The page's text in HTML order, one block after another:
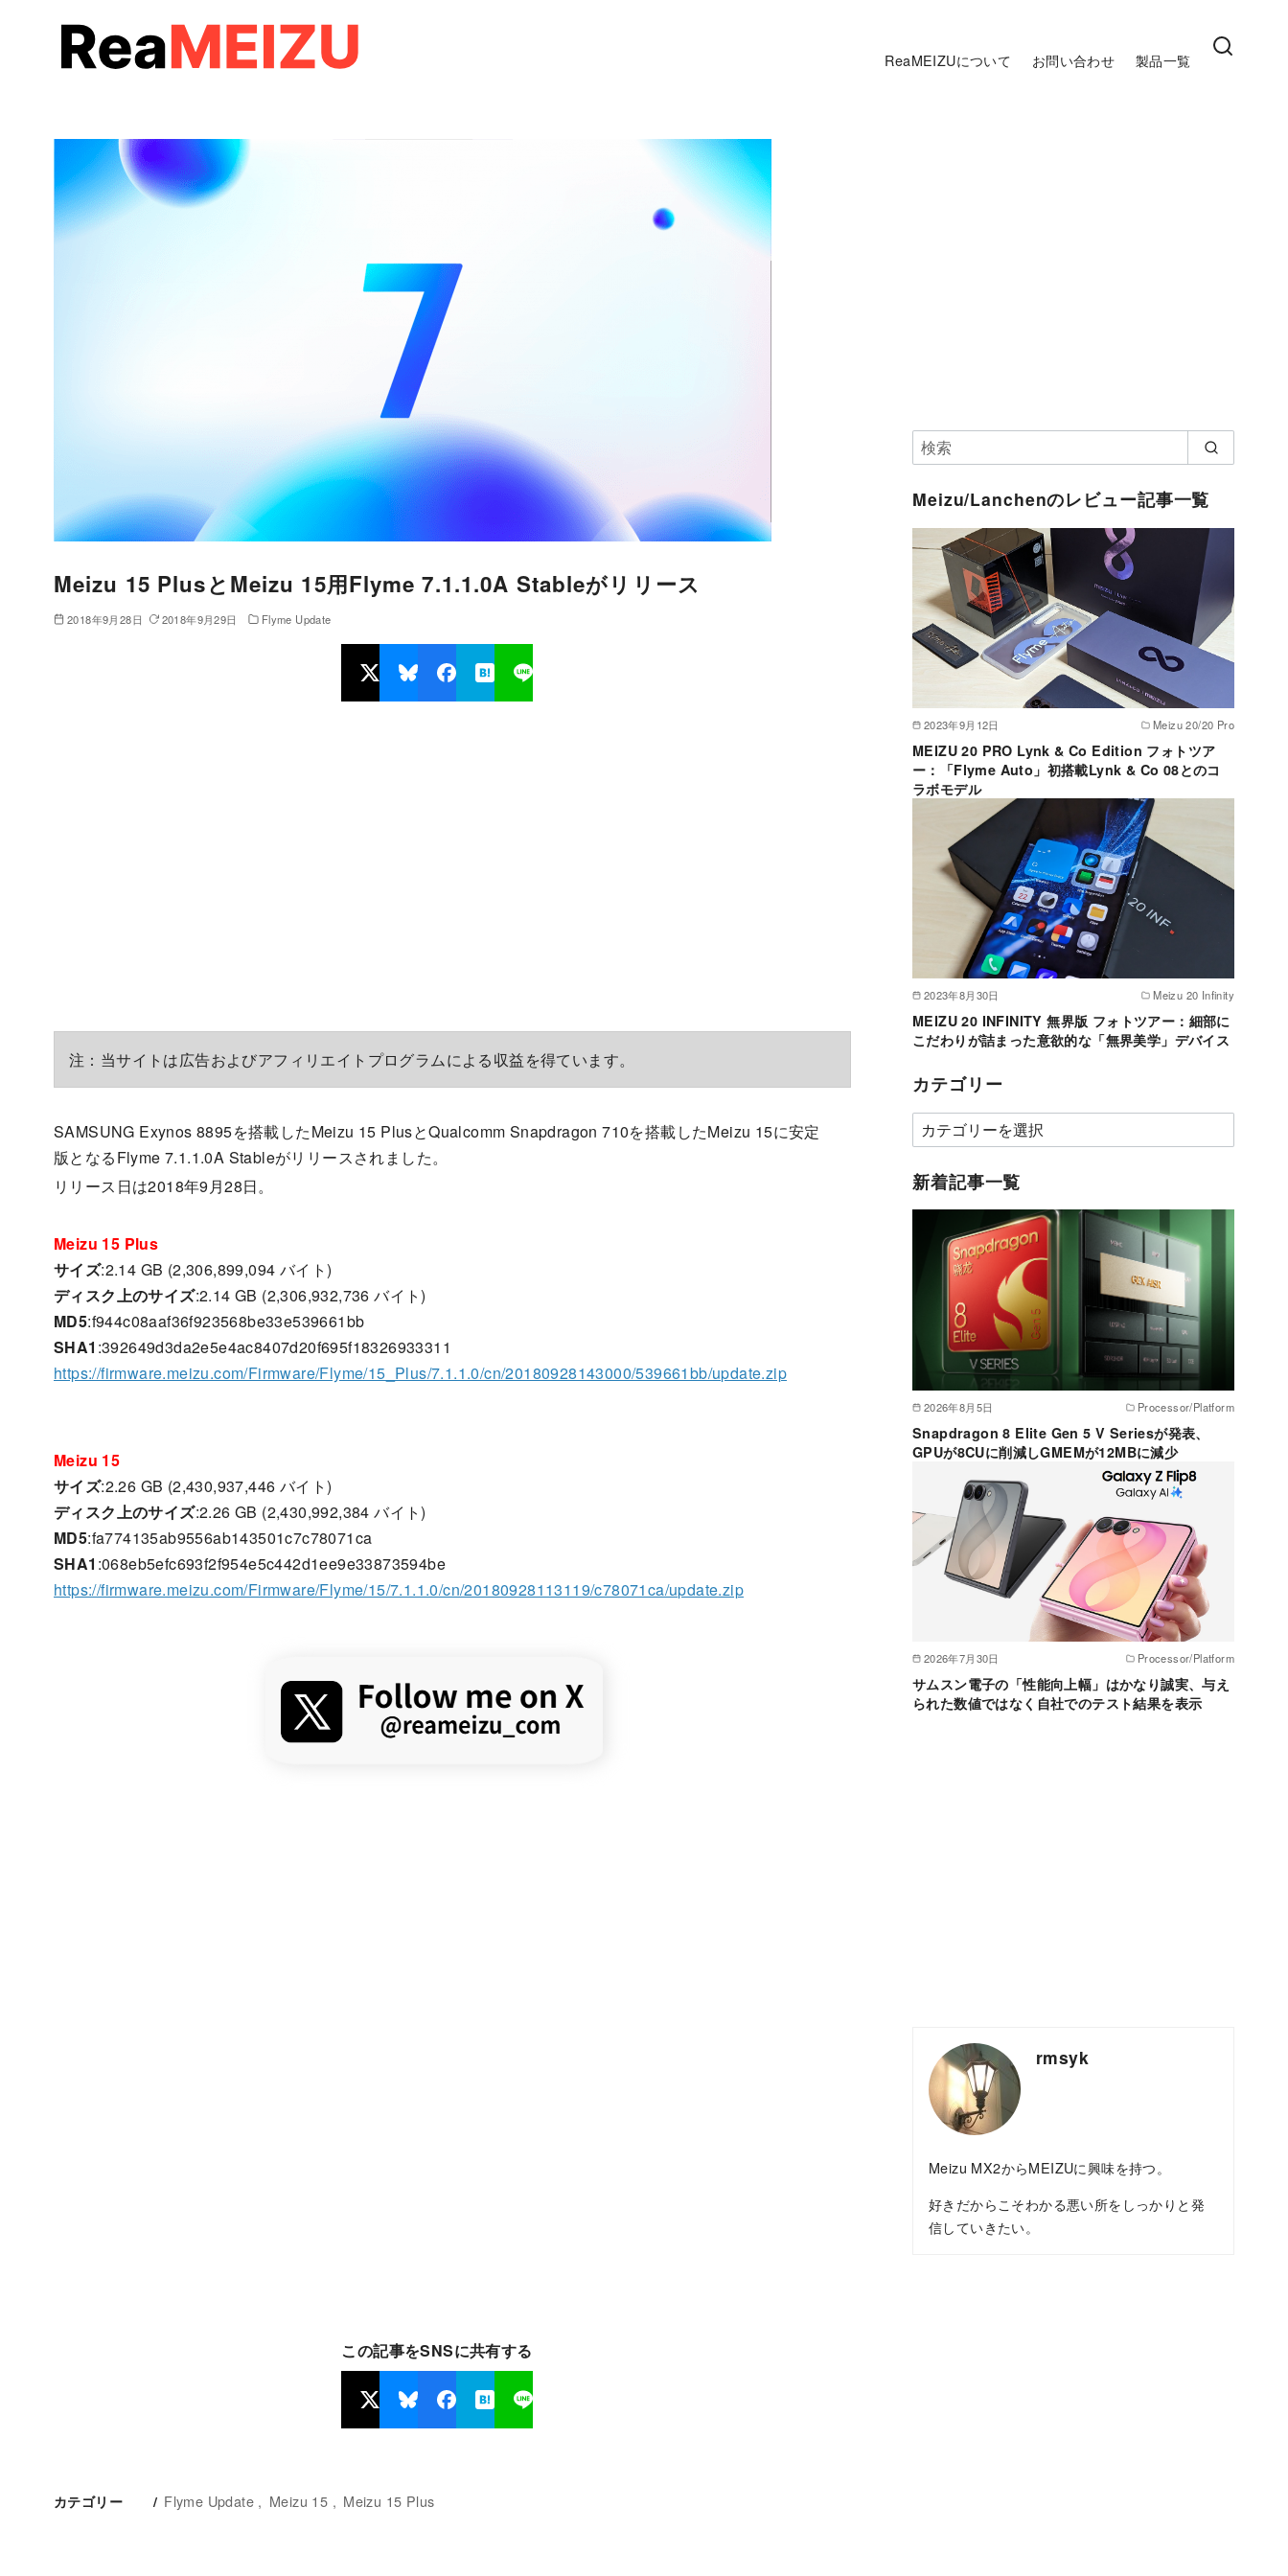
ReaMEIZUについて お問い合わせ 製品一覧
Meizu 15 PlusとMeizu 15用Flyme 7.1.1.0A Stableがリリース
2018年9月28日 2018年9月29日 Flyme Update
注：当サイトは広告およびアフィリエイトプログラムによる収益を得ています。
SAMSUNG Exynos 8895を搭載したMeizu 15 PlusとQualcomm Snapdragon 710を搭載したMeizu 15に安定
版となるFlyme 7.1.1.0A Stableがリリースされました。
リリース日は2018年9月28日。
Meizu 15 Plus
サイズ:2.14 GB (2,306,899,094 バイト)
ディスク上のサイズ:2.14 GB (2,306,932,736 バイト)
MD5:f944c08aaf36f923568be33e539661bb
SHA1 :392649d3da2e5e4ac8407d20f695f18326933311
https://firmware.meizu.com/Firmware/Flyme/15_Plus/7.1.1.0/cn/20180928143000/539661bb/update.zip
Meizu 15
サイズ:2.26 GB (2,430,937,446 バイト)
ディスク上のサイズ:2.26 GB (2,430,992,384 バイト)
MD5:fa774135ab9556ab143501c7c78071ca
SHA1 :068eb5efc693f2f954e5c442d1ee9e33873594be
https://firmware.meizu.com/Firmware/Flyme/15/7.1.1.0/cn/20180928113119/c78071ca/update.zip
この記事をSNSに共有する
カテゴリー Flyme Update Meizu 15 Meizu 15 Plus
Meizu/Lanchenのレビュー記事一覧
2023年9月12日 Meizu 20/20 Pro
MEIZU 20 PRO Lynk & Co Edition フォトツア
ー：「Flyme Auto」初搭載Lynk & Co 08とのコ
ラボモデル
2023年8月30日 Meizu 20 Infinity
MEIZU 20 INFINITY 無界版 フォトツアー：細部に
こだわりが詰まった意欲的な「無界美学」デバイス
カテゴリー
カ
テ
ゴ
新着記事一覧
2026年8月5日 Processor/Platform
Snapdragon 8 Elite Gen 5 V Seriesが発表、
GPUが8CUに削減しGMEMが12MBに減少
2026年7月30日 Processor/Platform
サムスン電子の「性能向上幅」はかなり誠実、与え
られた数値ではなく自社でのテスト結果を表示
rmsyk
Meizu MX2からMEIZUに興味を持つ。
好きだからこそわかる悪い所をしっかりと発
信していきたい。